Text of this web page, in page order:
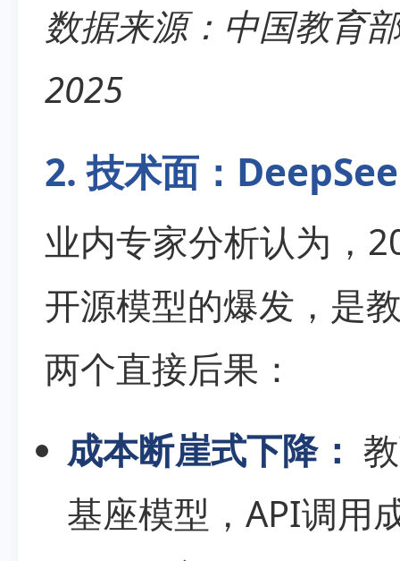
数据来源：中国教育
2025
2. 技术面：
业内专家分析认为，
开源模型的爆发，是
两个直接后果：
成本断崖式下降：
基座模型，API调用